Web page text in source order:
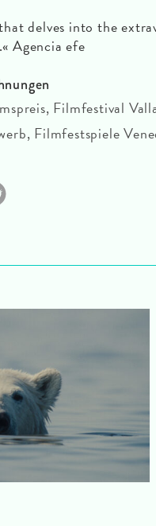
delves into the
Agencia efe
Filmfestival
Filmfestspiele